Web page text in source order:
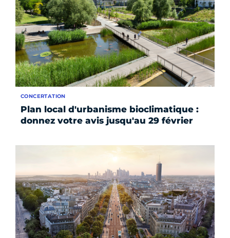
Plan local d'urbanisme bioclimatique :
donnez votre avis jusqu'au 29 février
CONCERTATION